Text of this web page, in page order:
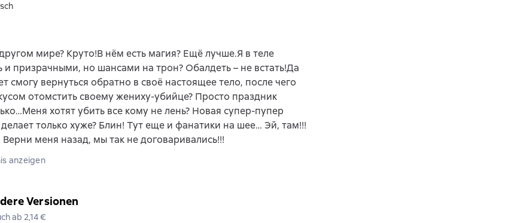
мире? Круто!В нём есть магия? Ещё лучше.Я в теле
и призрачными, но шансами на трон? Обалдеть – не встать!Да
смогу вернуться обратно в своё настоящее тело, после чего
отомстить своему жениху-убийце? Просто праздник
хотят убить все кому не лень? Новая супер-пупер
только хуже? Блин! Тут еще и фанатики на шее… Эй, там!!!
Верни меня назад, мы так не договаривались!!!
anzeigen
Versionen
ab 2,14 €